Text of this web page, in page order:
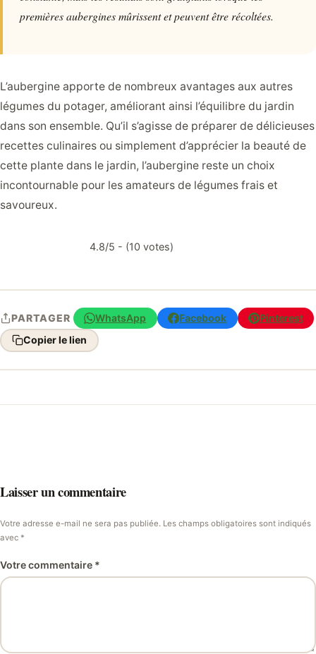
premières aubergines mûrissent et peuvent être récoltées.
L’aubergine apporte de nombreux avantages aux autres
légumes du potager, améliorant ainsi l’équilibre du jardin
dans son ensemble. Qu’il s’agisse de préparer de délicieuses
recettes culinaires ou simplement d’apprécier la beauté de
cette plante dans le jardin, l’aubergine reste un choix
incontournable pour les amateurs de légumes frais et
savoureux.
4.8/5 - (10 votes)
PARTAGER WhatsApp Facebook
Pinterest
Copier le lien
Laisser un commentaire
Votre adresse e-mail ne sera pas publiée. Les champs obligatoires sont indiqués
avec *
Votre commentaire *